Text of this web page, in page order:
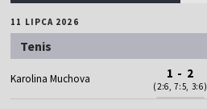
11 LIPCA 2026
Tenis
Karolina Muchova 1 - 2
(2:6, 7:5, 3:6)